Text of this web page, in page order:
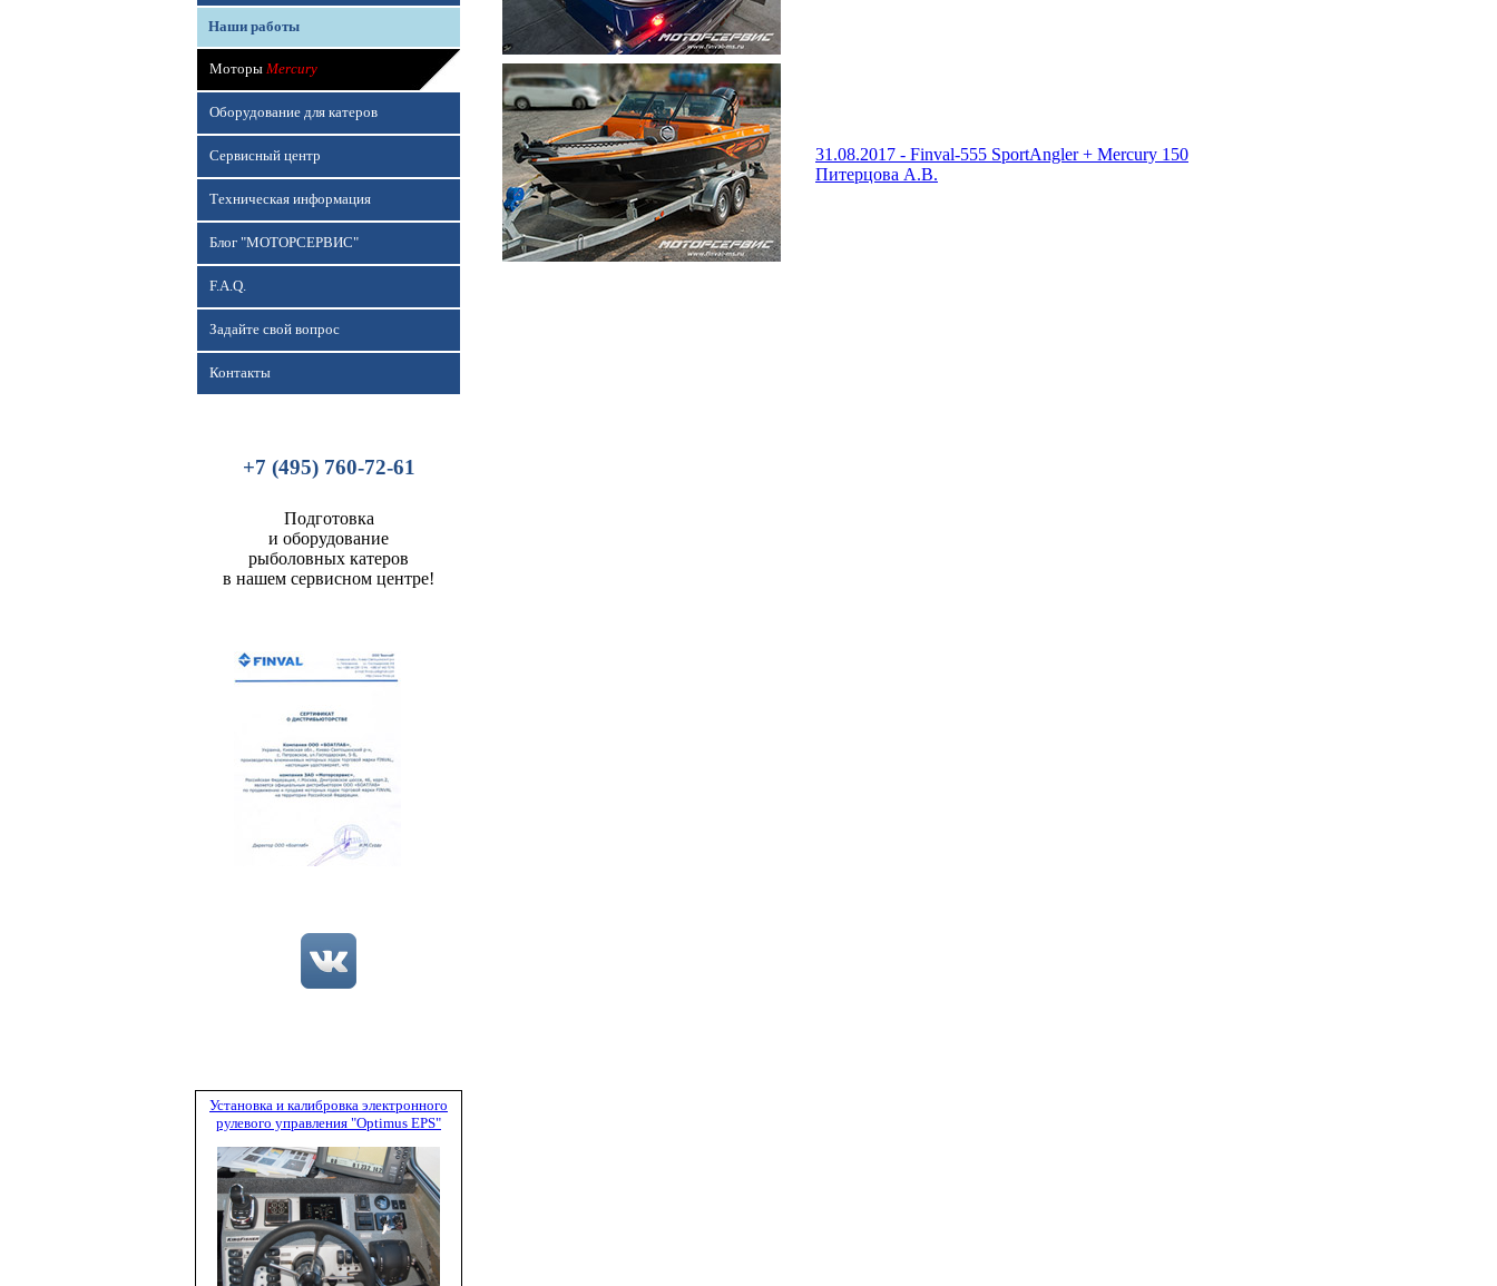
Наши работы
Моторы Mercury
Оборудование для катеров
Сервисный центр
Техническая информация
Блог "МОТОРСЕРВИС"
F.A.Q.
Задайте свой вопрос
Контакты
+7 (495) 760-72-61
Подготовка
и оборудование
рыболовных катеров
в нашем сервисном центре!
Установка и калибровка электронного
рулевого управления "Optimus EPS"
31.08.2017 - Finval-555 SportAngler + Mercury 150
Питерцова А.В.